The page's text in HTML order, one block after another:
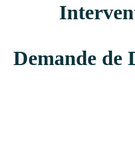
Demande de